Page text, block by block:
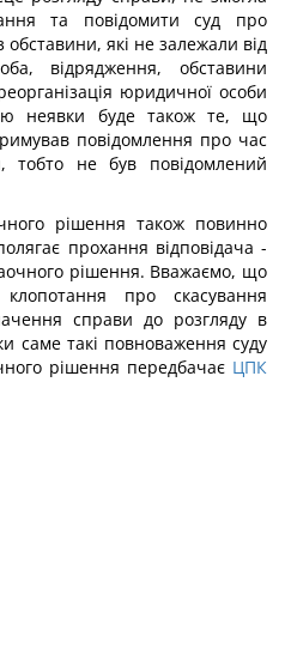
та повідомити суд про
які не залежали від
відрядження, обставини
юридичної особи
неявки буде також те, що
повідомлення про час
тобто не був повідомлений
рішення також повинно
прохання відповідача -
рішення. Вважаємо, що
про скасування
справи до розгляду в
саме такі повноваження суду
рішення передбачає ЦПК